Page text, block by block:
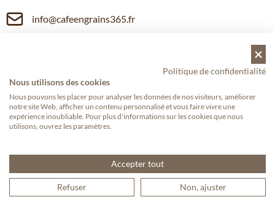
info@cafeengrains365.fr
Contactez-nous
Payer
Livraison
Politique de confidentialité
Points de fidélité
Règlement en ligne des litiges
Politique de confidentialité
Nous utilisons des cookies
Nous pouvons les placer pour analyser les données de nos visiteurs, améliorer
notre site Web, afficher un contenu personnalisé et vous faire vivre une
expérience inoubliable. Pour plus d'informations sur les cookies que nous
utilisons, ouvrez les paramètres.
Accepter tout
Refuser Non, ajuster